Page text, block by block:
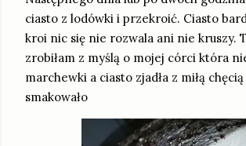
ciasto z lodówki i przekroić. Ciasto
kroi nic się nie rozwala ani nie kruszy.
zrobiłam z myślą o mojej córci która
marchewki a ciasto zjadła z miłą
smakowało